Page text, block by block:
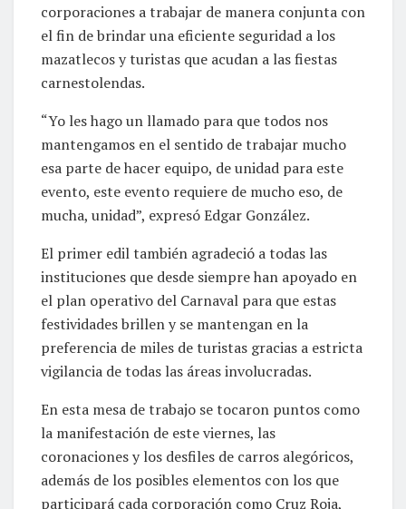
corporaciones a trabajar de manera conjunta con
el fin de brindar una eficiente seguridad a los
mazatlecos y turistas que acudan a las fiestas
carnestolendas.
“Yo les hago un llamado para que todos nos
mantengamos en el sentido de trabajar mucho
esa parte de hacer equipo, de unidad para este
evento, este evento requiere de mucho eso, de
mucha, unidad”, expresó Edgar González.
El primer edil también agradeció a todas las
instituciones que desde siempre han apoyado en
el plan operativo del Carnaval para que estas
festividades brillen y se mantengan en la
preferencia de miles de turistas gracias a estricta
vigilancia de todas las áreas involucradas.
En esta mesa de trabajo se tocaron puntos como
la manifestación de este viernes, las
coronaciones y los desfiles de carros alegóricos,
además de los posibles elementos con los que
participará cada corporación como Cruz Roja,